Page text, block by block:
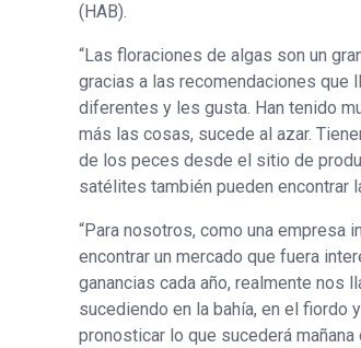
(HAB).
“Las floraciones de algas son un
gracias a las recomendaciones que
diferentes y les gusta. Han tenido
más las cosas, sucede al azar.
de los peces desde el sitio de
satélites también pueden encontrar
“Para nosotros, como una
encontrar un mercado que fuera
ganancias cada año, realmente nos
sucediendo en la bahía, en el
pronosticar lo que sucederá